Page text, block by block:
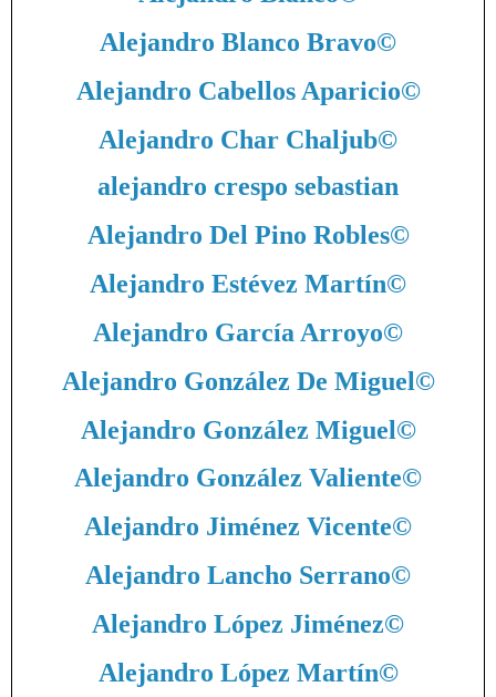
Alejandro Blanco Bravo©
Alejandro Cabellos Aparicio©
Alejandro Char Chaljub©
alejandro crespo sebastian
Alejandro Del Pino Robles©
Alejandro Estévez Martín©
Alejandro García Arroyo©
Alejandro González De Miguel©
Alejandro González Miguel©
Alejandro González Valiente©
Alejandro Jiménez Vicente©
Alejandro Lancho Serrano©
Alejandro López Jiménez©
Alejandro López Martín©